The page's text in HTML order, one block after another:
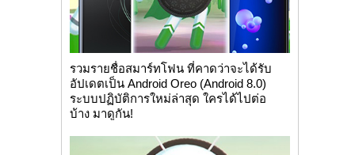
รวมรายชื่อสมาร์ทโฟน ที่คาดว่าจะได้รับ
อัปเดตเป็น Android Oreo (Android 8.0)
ระบบปฏิบัติการใหม่ล่าสุด ใครได้ไปต่อ
บ้าง มาดูกัน!